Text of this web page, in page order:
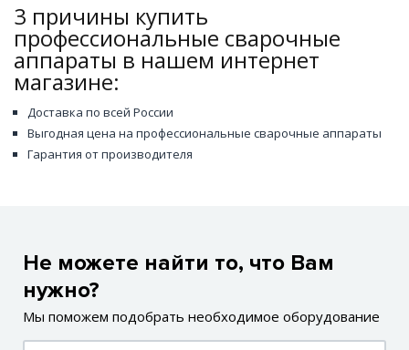
3 причины купить
профессиональные сварочные
аппараты в нашем интернет
магазине:
Доставка по всей России
Выгодная цена на профессиональные сварочные аппараты
Гарантия от производителя
Не можете найти то, что Вам
нужно?
Мы поможем подобрать необходимое оборудование